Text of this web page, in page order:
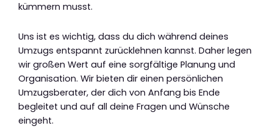
kümmern musst.
Uns ist es wichtig, dass du dich während deines
Umzugs entspannt zurücklehnen kannst. Daher legen
wir großen Wert auf eine sorgfältige Planung und
Organisation. Wir bieten dir einen persönlichen
Umzugsberater, der dich von Anfang bis Ende
begleitet und auf all deine Fragen und Wünsche
eingeht.